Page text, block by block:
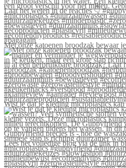
Met onze katoenen broodzak bewaar
Wist je dat je kleding microplastics kan